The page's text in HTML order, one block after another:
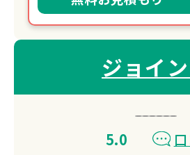
ジョイ
5.0